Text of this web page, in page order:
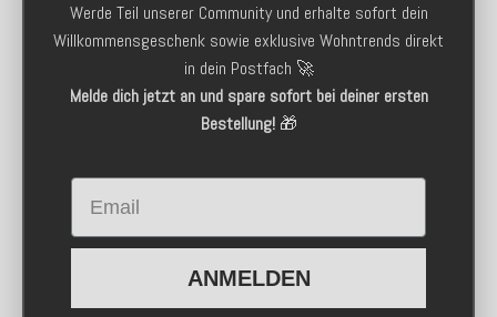
Werde Teil unserer Community und erhalte sofort dein
Willkommensgeschenk sowie exklusive Wohntrends direkt
in dein Postfach 🚀
Melde dich jetzt an und spare sofort bei deiner ersten
Bestellung!🎁
Email
ANMELDEN